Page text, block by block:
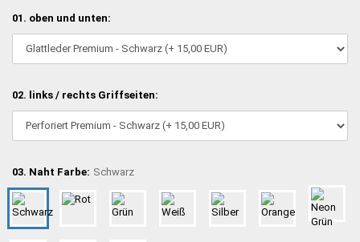
01. oben und unten:
02. links / rechts Griffseiten:
03. Naht Farbe: Schwarz